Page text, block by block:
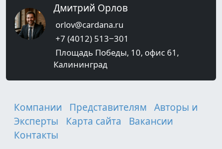
Дмитрий Орлов
orlov@cardana.ru
+7 (4012) 513‒301
Площадь Победы, 10, офис 61,
Калининград
Компании Представителям
Авторы и
Эксперты
Карта сайта
Вакансии
Контакты